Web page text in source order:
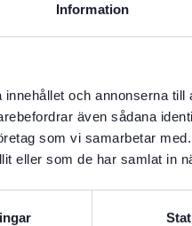
Information
och annonserna
även sådana
som vi samarbetar
eller som de har samlat in
Egenskaper
För EHL